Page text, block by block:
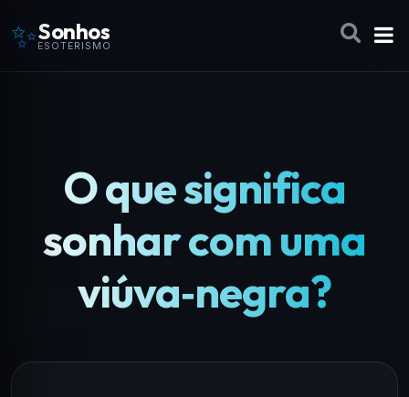
✨Sonhos
ESOTERISMO
O que significa
sonhar com uma
viúva‑negra?